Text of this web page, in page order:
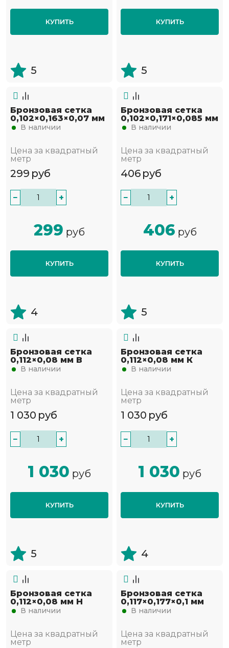
КУПИТЬ
5
КУПИТЬ
5
Бронзовая сетка
0,102×0,163×0,07 мм
В наличии
Цена за квадратный
метр
299 руб
− +
299 руб
КУПИТЬ
4
Бронзовая сетка
0,102×0,171×0,085 мм
В наличии
Цена за квадратный
метр
406 руб
− +
406 руб
КУПИТЬ
5
Бронзовая сетка
0,112×0,08 мм В
В наличии
Цена за квадратный
метр
1 030 руб
− +
1 030 руб
КУПИТЬ
5
Бронзовая сетка
0,112×0,08 мм К
В наличии
Цена за квадратный
метр
1 030 руб
− +
1 030 руб
КУПИТЬ
4
Бронзовая сетка
0,112×0,08 мм Н
В наличии
Цена за квадратный
метр
Бронзовая сетка
0,117×0,177×0,1 мм
В наличии
Цена за квадратный
метр